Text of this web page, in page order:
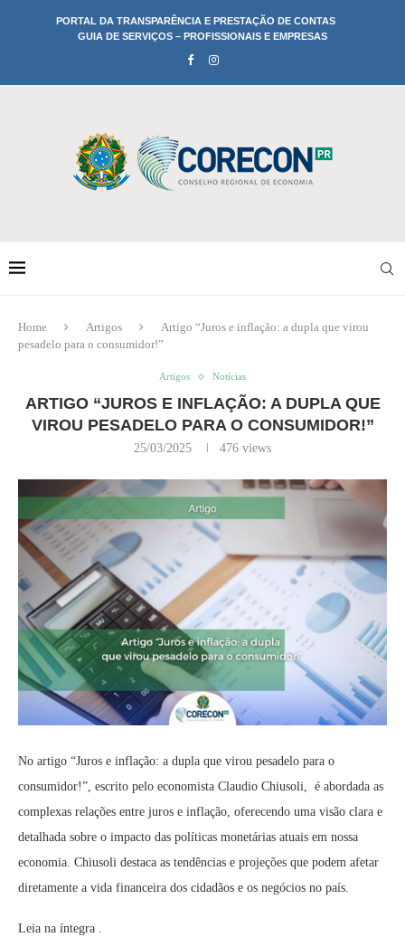
PORTAL DA TRANSPARÊNCIA E PRESTAÇÃO DE CONTAS
GUIA DE SERVIÇOS – PROFISSIONAIS E EMPRESAS
Home Artigos
Artigo “Juros e inflação: a dupla que virou
pesadelo para o consumidor!”
Artigos Notícias
ARTIGO “JUROS E INFLAÇÃO: A DUPLA QUE
VIROU PESADELO PARA O CONSUMIDOR!”
25/03/2025 476 views
No artigo “Juros e inflação: a dupla que virou pesadelo para o
consumidor!”, escrito pelo economista Claudio Chiusoli, é abordada as
complexas relações entre juros e inflação, oferecendo uma visão clara e
detalhada sobre o impacto das políticas monetárias atuais em nossa
economia. Chiusoli destaca as tendências e projeções que podem afetar
diretamente a vida financeira dos cidadãos e os negócios no país.
Leia na íntegra .